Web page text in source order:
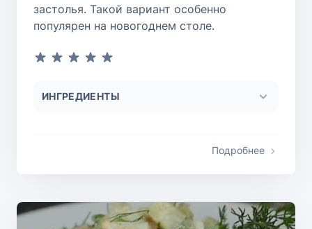
застолья. Такой вариант особенно
популярен на новогоднем столе.
ИНГРЕДИЕНТЫ
Подробнее